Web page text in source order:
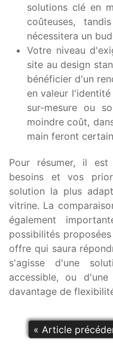
solutions clé en
coûteuses,
nécessitera un
Votre niveau
site au design
bénéficier d'un
en valeur
sur-mesure ou
moindre coût,
main feront
Pour résumer, il
besoins et vos
solution la plus
vitrine. La
également
possibilités
offre qui saura
s'agisse d'une
accessible, ou
davantage de
« Article